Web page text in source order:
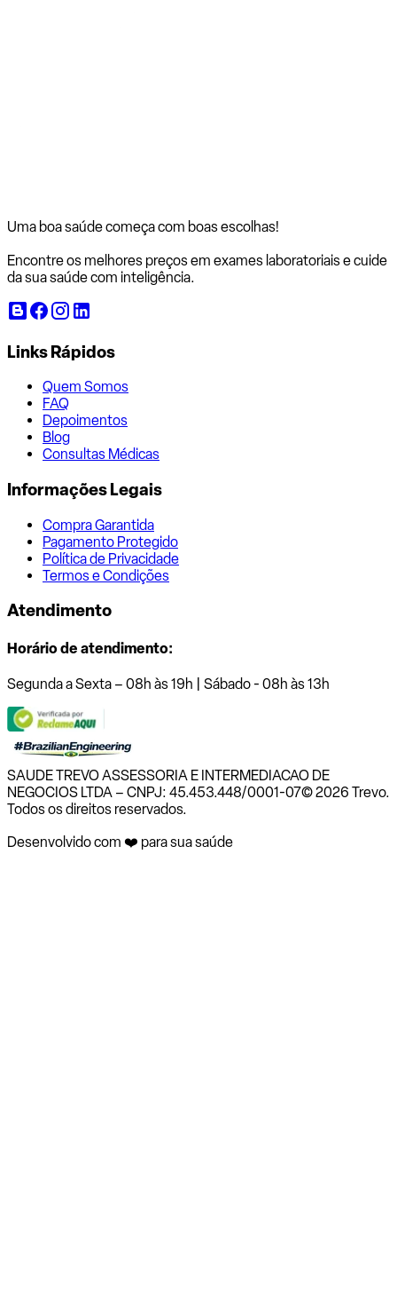
Uma boa saúde começa com boas escolhas!
Encontre os melhores preços em exames laboratoriais e cuide
da sua saúde com inteligência.
Links Rápidos
Quem Somos
FAQ
Depoimentos
Blog
Consultas Médicas
Informações Legais
Compra Garantida
Pagamento Protegido
Política de Privacidade
Termos e Condições
Atendimento
Horário de atendimento:
Segunda a Sexta – 08h às 19h | Sábado - 08h às 13h
SAUDE TREVO ASSESSORIA E INTERMEDIACAO DE
NEGOCIOS LTDA – CNPJ: 45.453.448/0001-07© 2026 Trevo.
Todos os direitos reservados.
Desenvolvido com ❤️ para sua saúde